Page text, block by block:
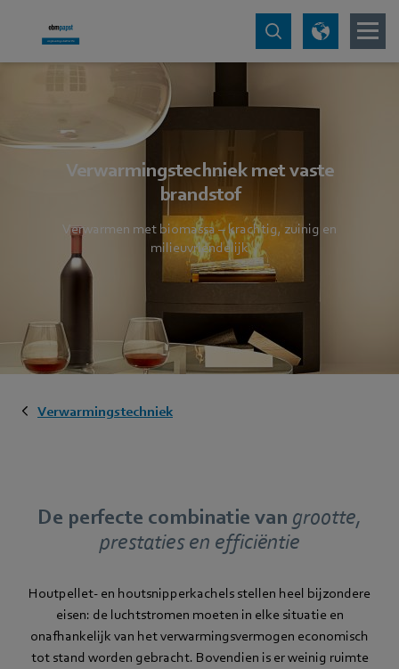
Verwarmingstechniek met vaste
brandstof
Verwarmen met biomassa – krachtig, zuinig en
milieuvriendelijk
Verwarmingstechniek
De perfecte combinatie van grootte,
prestaties en efficiëntie
Houtpellet- en houtsnipperkachels stellen heel bijzondere
eisen: de luchtstromen moeten in elke situatie en
onafhankelijk van het verwarmingsvermogen economisch
tot stand worden gebracht. Bovendien is er weinig ruimte